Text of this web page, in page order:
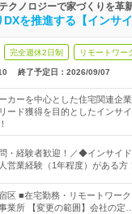
クノロジーで家づくりを革
を推進する【インサイ
完全週休2日制 リモートワー
終了予定日： 2026/09/07
カーを中心とした住宅関連企
ード獲得を目的としたインサ
・経験者歓迎！／◆インサイ
営業経験（1年程度）がある方！
区 ■在宅勤務・リモートワー
業所 【変更の範囲】会社の定…